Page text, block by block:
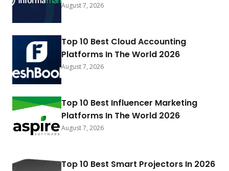
August 7, 2026
Top 10 Best Cloud Accounting
Platforms In The World 2026
August 7, 2026
Top 10 Best Influencer Marketing
Platforms In The World 2026
August 7, 2026
Top 10 Best Smart Projectors In 2026